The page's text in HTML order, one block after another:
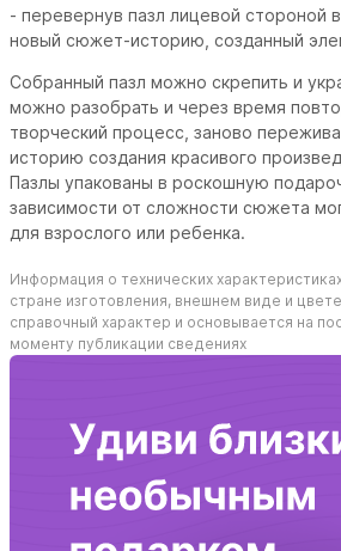
- перевернув пазл лицевой стороной
новый сюжет-историю, созданный
Собранный пазл можно скрепить и
можно разобрать и через время
творческий процесс, заново
историю создания красивого
Пазлы упакованы в роскошную
зависимости от сложности сюжета
для взрослого или ребенка.
Информация о технических
стране изготовления, внешнем виде и
справочный характер и основывается на
моменту публикации сведениях